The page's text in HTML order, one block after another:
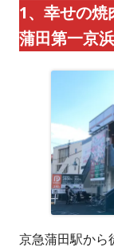
1、幸せの焼
蒲田第一京
京急蒲田駅から